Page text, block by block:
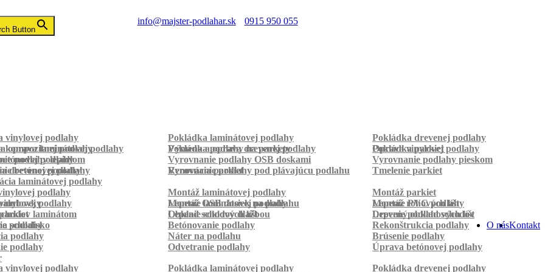
info@majster-podlahar.sk
0915 950 055
Button
vinylovej podlahy Pokládka laminátovej podlahy
Pokládka drevenej podlahy
kompozitnej podlahy Pokládka podlahy na parkety Pokládka parkiet
oprava laminátovej podlahy Výmena a oprava drevenej podlahy
Oprava vinylovej podlahy
podlahy
podlahy lepidlom Vyrovnanie podlahy OSB doskami
Vyrovnanie podlahy pieskom
betónovej podlahy Vyrovnanie podlahy pod plávajúcu podlahu
drevenej podlahy Renovácia parkiet
Tmelenie parkiet
laminátovej podlahy
podlahy Montáž laminátovej podlahy
Montáž parkiet
Montáž OSB dosiek na podlahu
Montáž rohových líšt
podlahy Lepenie laminátovej podlahy
Lepenie PVC podlahy
Lepenie soklových líšt Lepenie podlahových líšt
laminátom Obklad schodov dlažbou
Drevený obklad schodov
schodisko
podlahy Betónovanie podlahy
Rekonštrukcia podlahy
podlahy Náter na podlahu
Brúsenie podlahy
podlahy Odvetranie podlahy
Úprava betónovej podlahy
Kontakt
O nás
vinylovej podlahy Pokládka laminátovej podlahy
Pokládka drevenej podlahy